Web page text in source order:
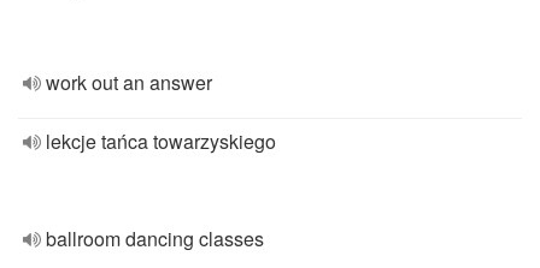
work out an answer
lekcje tańca towarzyskiego
ballroom dancing classes